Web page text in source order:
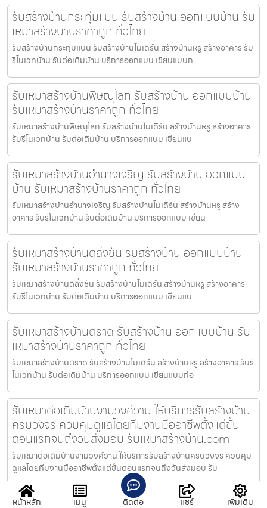
รับสร้างบ้านกระทุ่มแบน รับสร้างบ้าน ออกแบบบ้าน รับ
เหมาสร้างบ้านราคาถูก ทั่วไทย
รับสร้างบ้านกระทุ่มแบน รับสร้างบ้านโมเดิร์น สร้างบ้านหรู สร้างอาคาร รับ
รีโนเวทบ้าน รับต่อเติมบ้าน บริการออกแบบ เขียนแบบก
รับเหมาสร้างบ้านพิษณุโลก รับสร้างบ้าน ออกแบบบ้าน
รับเหมาสร้างบ้านราคาถูก ทั่วไทย
รับเหมาสร้างบ้านพิษณุโลก รับสร้างบ้านโมเดิร์น สร้างบ้านหรู สร้างอาคาร
รับรีโนเวทบ้าน รับต่อเติมบ้าน บริการออกแบบ เขียนแบ
รับเหมาสร้างบ้านอำนาจเจริญ รับสร้างบ้าน ออกแบบ
บ้าน รับเหมาสร้างบ้านราคาถูก ทั่วไทย
รับเหมาสร้างบ้านอำนาจเจริญ รับสร้างบ้านโมเดิร์น สร้างบ้านหรู สร้าง
อาคาร รับรีโนเวทบ้าน รับต่อเติมบ้าน บริการออกแบบ เขียน
รับเหมาสร้างบ้านตลิ่งชัน รับสร้างบ้าน ออกแบบบ้าน
รับเหมาสร้างบ้านราคาถูก ทั่วไทย
รับเหมาสร้างบ้านตลิ่งชัน รับสร้างบ้านโมเดิร์น สร้างบ้านหรู สร้างอาคาร
รับรีโนเวทบ้าน รับต่อเติมบ้าน บริการออกแบบ เขียนแบ
รับเหมาสร้างบ้านตราด รับสร้างบ้าน ออกแบบบ้าน รับ
เหมาสร้างบ้านราคาถูก ทั่วไทย
รับเหมาสร้างบ้านตราด รับสร้างบ้านโมเดิร์น สร้างบ้านหรู สร้างอาคาร รับรี
โนเวทบ้าน รับต่อเติมบ้าน บริการออกแบบ เขียนแบบก่อ
รับเหมาต่อเติมบ้านงามวงศ์วาน ให้บริการรับสร้างบ้าน
ครบวงจร ควบคุมดูแลโดยทีมงานมืออาชีพตั้งแต่ขั้น
ตอนแรกจนถึงวันส่งมอบ รับเหมาสร้างบ้าน.com
รับเหมาต่อเติมบ้านงามวงศ์วาน ให้บริการรับสร้างบ้านครบวงจร ควบคุม
ดูแลโดยทีมงานมืออาชีพตั้งแต่ขั้นตอนแรกจนถึงวันส่งมอบ รับ
รับสร้างบ้านพร้อมตกแต่งภายในอุยุธยา มั่นใจใน
หน้าหลัก เมนู ติดต่อ แชร์ เพิ่มเติม